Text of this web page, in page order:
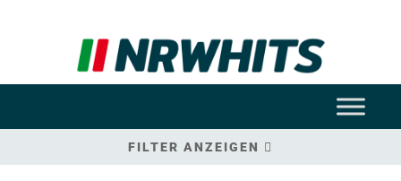
FILTER ANZEIGEN